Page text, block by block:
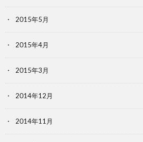
2015年5月
2015年4月
2015年3月
2014年12月
2014年11月